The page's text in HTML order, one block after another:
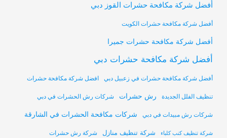
أفضل شركة مكافحة حشرات القوز دبي
أفضل شركة مكافحة حشرات الكويت
أفضل شركة مكافحة حشرات جميرا
أفضل شركة مكافحة حشرات دبي
أفضل شركة مكافحة حشرات في زعبيل دبي افضل شركة مكافحة حشرات
تنظيف الفلل الجديدة رش حشرات شركات رش الحشرات في دبي
شركات رش مبيدات في دبي شركات مكافحة الحشرات في الشارقة
شركة تنظيف كنب كلباء شركة تنظيف منازل شركة رش حشرات